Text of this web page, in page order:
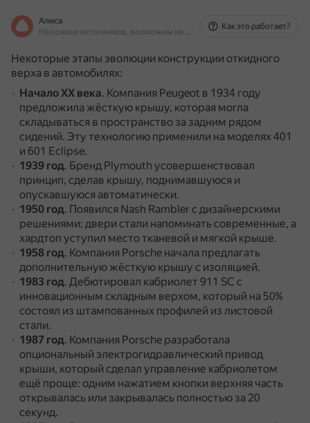
Алиса
На основе источников, возможны неточности
Как это работает?
Некоторые этапы эволюции конструкции откидного
верха в автомобилях:
Начало ХХ века. Компания Peugeot в 1934 году
предложила жёсткую крышу, которая могла
складываться в пространство за задним рядом
сидений. Эту технологию применили на моделях 401
и 601 Eclipse.
1939 год. Бренд Plymouth усовершенствовал
принцип, сделав крышу, поднимавшуюся и
опускавшуюся автоматически.
1950 год. Появился Nash Rambler с дизайнерскими
решениями: двери стали напоминать современные, а
хардтоп уступил место тканевой и мягкой крыше.
1958 год. Компания Porsche начала предлагать
дополнительную жёсткую крышу с изоляцией.
1983 год. Дебютировал кабриолет 911 SC с
инновационным складным верхом, который на 50%
состоял из штампованных профилей из листовой
стали.
1987 год. Компания Porsche разработала
опциональный электрогидравлический привод
крыши, который сделал управление кабриолетом
ещё проще: одним нажатием кнопки верхняя часть
открывалась или закрывалась полностью за 20
секунд.